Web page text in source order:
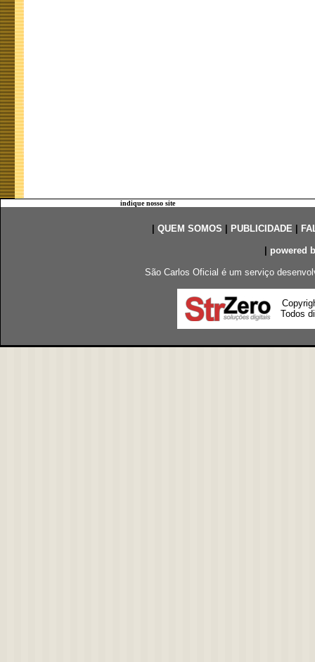
indique nosso site
QUEM SOMOS PUBLICIDADE|
powered
São Carlos Oficial é um serviço
Todos